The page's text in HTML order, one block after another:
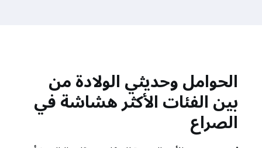
الحوامل وحديثي الولادة من
بين الفئات الأكثر هشاشة في
الصراع